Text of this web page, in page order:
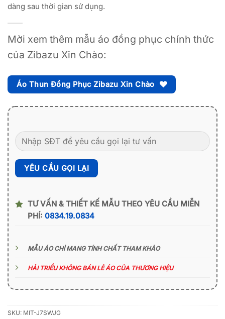
dàng sau thời gian sử dụng.
Mời xem thêm mẫu áo đồng phục chính thức
của Zibazu Xin Chào:
Áo Thun Đồng Phục Zibazu Xin Chào
TƯ VẤN & THIẾT KẾ MẪU THEO YÊU CẦU MIỄN
PHÍ: 0834.19.0834
MẪU ÁO CHỈ MANG TÍNH CHẤT THAM KHẢO
HẢI TRIỀU KHÔNG BÁN LẺ ÁO CỦA THƯƠNG HIỆU
SKU: MIT-J7SWJG